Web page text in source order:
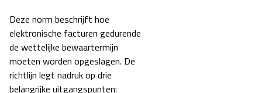
Deze norm beschrijft hoe
elektronische facturen gedurende
de wettelijke bewaartermijn
moeten worden opgeslagen. De
richtlijn legt nadruk op drie
belangrijke uitgangspunten: